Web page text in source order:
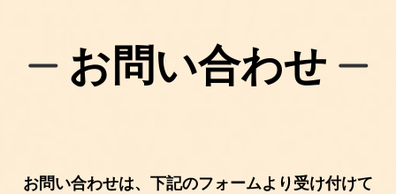
お問い合わせ
お問い合わせは、下記のフォームより受け付けて